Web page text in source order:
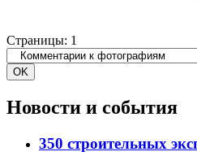
Страницы: 1
Новости и события
350 строительных